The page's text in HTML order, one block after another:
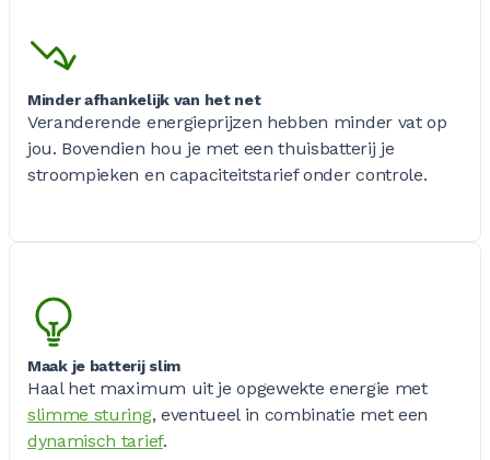
Minder afhankelijk van het net
Veranderende energieprijzen hebben minder vat op
jou. Bovendien hou je met een thuisbatterij je
stroompieken en capaciteitstarief onder controle.
Maak je batterij slim
Haal het maximum uit je opgewekte energie met
slimme sturing, eventueel in combinatie met een
dynamisch tarief.